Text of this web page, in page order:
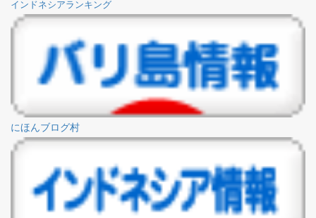
インドネシアランキング
にほんブログ村